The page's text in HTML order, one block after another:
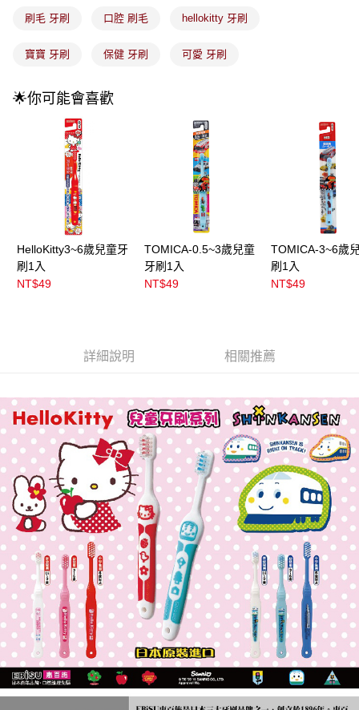
醒簡訊。
1.本服務係由「台灣大哥大股份有限公司」（以下簡稱本公司）所提供，讓
用戶於交易時，得透過本服務購買商品或服務，並由商店將買賣／分期付款
買賣價金債權讓與本公司後，依約使用本公司帳單繳交帳款。
2.基於同意付款使用「大哥付你分期」之契約關係目的，商店將以您的個人
資料（包含姓名、電話或地址）提供予台灣大哥大進項蒐集、處理及利用，
由本公司與您本人進行分期帳單所需資料之確認、核對及更正。
3.完整用戶服務條款，請詳閱以下連結：
https://oppay.tw/userRule
每筆NT$100，滿NT$899(含以上)免運費
付款後7-11取貨
每筆NT$100，滿NT$899(含以上)免運費
宅配(離島)
每筆NT$300，滿NT$3,000(含以上)免運費
付款後門市自取
每筆NT$100，滿NT$399(含以上)免運費
刷毛 牙刷 口腔 刷毛 hellokitty 牙刷
寶寶 牙刷 保健 牙刷 可愛 牙刷
🌟你可能會喜歡
HelloKitty3~6歲兒童牙
刷1入
NT$49
TOMICA-0.5~3歲兒童
牙刷1入
NT$49
TOMICA-3~6歲
刷1入
NT$49
詳細說明 相關推薦